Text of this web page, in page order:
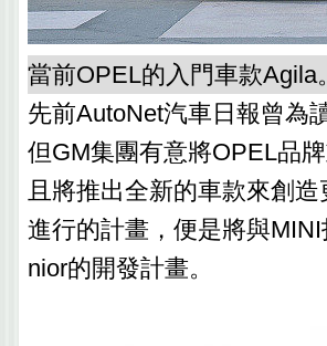
當前OPEL的入門車款Agila。
先前AutoNet汽車日報曾為
但GM集團有意將OPEL品
且將推出全新的車款來創
進行的計畫，便是將與
nior的開發計畫。